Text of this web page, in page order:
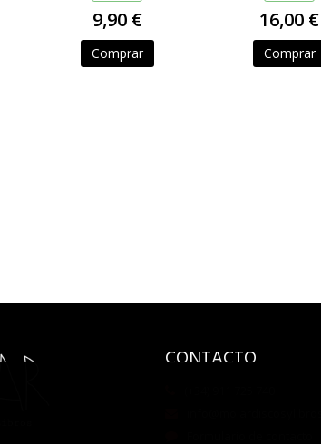
9,90 €
Comprar
16,00 €
Comprar
CONTACTO